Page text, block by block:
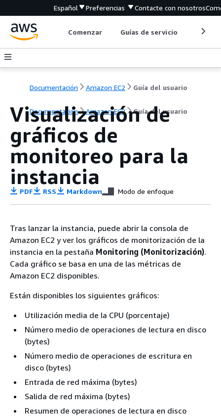
Español Preferencias Contacte con nosotros
Comenzar Guías de servicio
Documentación Amazon EC2 Guía del usuario
Documentación Amazon EC2 Guía del usuario
Visualización de
gráficos de
monitoreo para la
instancia
PDF RSS Markdown Modo de enfoque
Tras lanzar la instancia, puede abrir la consola de
Amazon EC2 y ver los gráficos de monitorización de la
instancia en la pestaña Monitoring (Monitorización).
Cada gráfico se basa en una de las métricas de
Amazon EC2 disponibles.
Están disponibles los siguientes gráficos:
Utilización media de la CPU (porcentaje)
Número medio de operaciones de lectura en disco
(bytes)
Número medio de operaciones de escritura en
disco (bytes)
Entrada de red máxima (bytes)
Salida de red máxima (bytes)
Resumen de operaciones de lectura en disco